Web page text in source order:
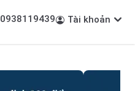
0938119439 Tài khoản